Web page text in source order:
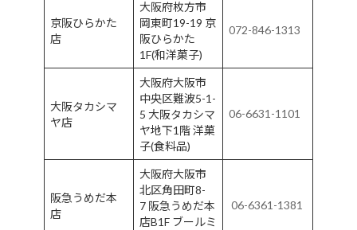
京阪ひらかた
店
大阪府枚方市
岡東町19-19 京
阪ひらかた
1F(和洋菓子)
072-846-1313
大阪タカシマ
ヤ店
大阪府大阪市
中央区難波5-1-
5 大阪タカシマ
ヤ地下1階 洋菓
子(食料品)
06-6631-1101
阪急うめだ本
店
大阪府大阪市
北区角田町8-
7 阪急うめだ本
店B1F ブールミ
06-6361-1381